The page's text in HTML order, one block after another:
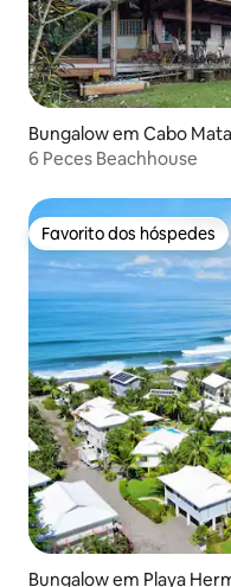
Bungalow em Cabo
ez
6 Peces Beachhouse
Favorito dos hóspedes
Favorito dos hóspedes
Bungalow em Playa